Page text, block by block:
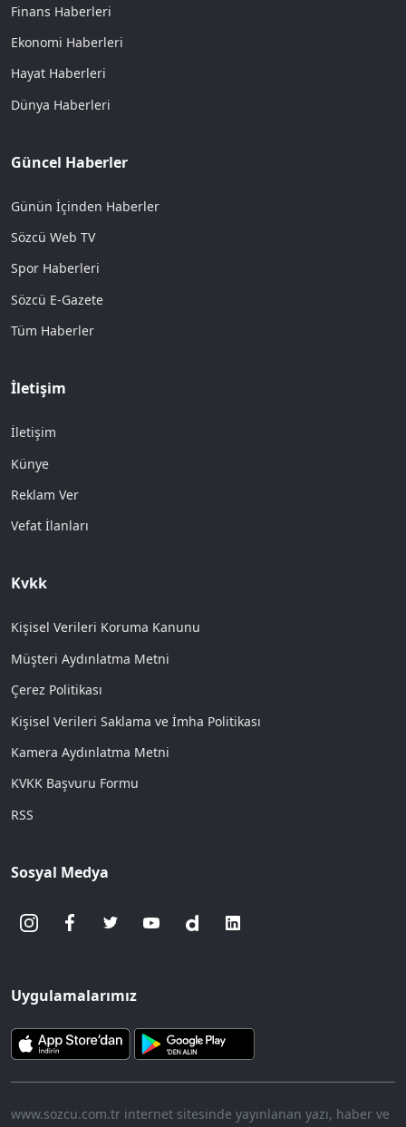
Finans Haberleri
Ekonomi Haberleri
Hayat Haberleri
Dünya Haberleri
Güncel Haberler
Günün İçinden Haberler
Sözcü Web TV
Spor Haberleri
Sözcü E-Gazete
Tüm Haberler
İletişim
İletişim
Künye
Reklam Ver
Vefat İlanları
Kvkk
Kişisel Verileri Koruma Kanunu
Müşteri Aydınlatma Metni
Çerez Politikası
Kişisel Verileri Saklama ve İmha Politikası
Kamera Aydınlatma Metni
KVKK Başvuru Formu
RSS
Sosyal Medya
Uygulamalarımız
www.sozcu.com.tr internet sitesinde yayınlanan yazı, haber ve